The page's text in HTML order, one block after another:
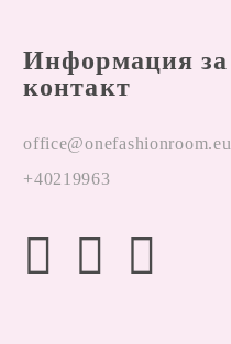
Информация за
контакт
office@onefashionroom.eu
+40219963